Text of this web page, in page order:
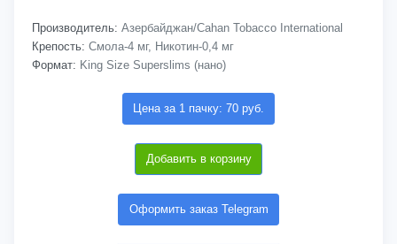
Производитель: Азербайджан/Cahan Tobacco International
Крепость: Смола-4 мг, Никотин-0,4 мг
Формат: King Size Superslims (нано)
Цена за 1 пачку: 70 руб.
Добавить в корзину
Оформить заказ Telegram